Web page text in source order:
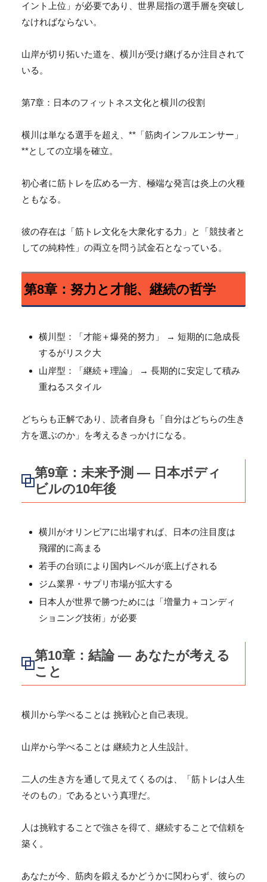
イント上位」が必要であり、 世界屈指の選手層を突破し
なければならない。
山岸が切り拓いた道を、横川が受け継げるか注目されて
いる。
第7章：日本のフィットネス文化と横川の役割
横川は単なる選手を超え、**「筋肉インフルエンサー」
**としての立場を確立。
初心者に筋トレを広める一方、極端な発言は炎上の火種
ともなる。
彼の存在は「筋トレ文化を大衆化する力」と「競技者と
しての純粋性」の両立を問う試金石となっている。
第8章：努力と才能、継続の哲学
横川型：「才能＋爆発的努力」 → 短期的に急成長
するがリスク大
山岸型：「継続＋理論」 → 長期的に安定して積み
重ねるスタイル
どちらも正解であり、読者自身も「自分はどちらの生き
方を選ぶのか」を考えるきっかけになる。
第9章：未来予測 ― 日本ボディ
ビルの10年後
横川がオリンピアに出場すれば、日本の注目度は
飛躍的に高まる
若手の台頭により国内レベルが底上げされる
ジム業界・サプリ市場が拡大する
日本人が世界で勝つためには「増量力＋コンディ
ショニング技術」 が必要
第10章：結論 ― あなたが考える
こと
横川から学べることは 挑戦心と自己表現。
山岸から学べることは 継続力と人生設計。
二人の生き方を通して見えてくるのは、「筋トレは人生
そのもの」 であるという真理だ。
人は挑戦することで強さを得て、継続することで信頼を
築く。
あなたが今、筋肉を鍛えるかどうかに関わらず、彼らの